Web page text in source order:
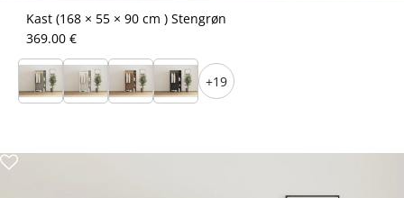
Kast (168 × 55 × 90 cm ) Stengrøn
369.00 €
+19